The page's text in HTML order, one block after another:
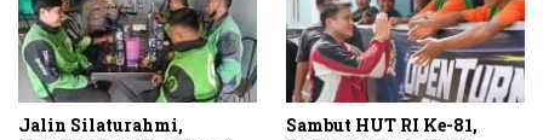
Jalin Silaturahmi,
Sambut HUT RI Ke-81,